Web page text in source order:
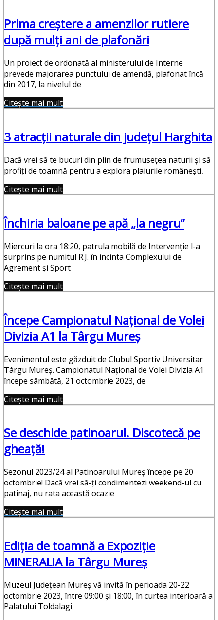
Prima creștere a amenzilor rutiere
după mulți ani de plafonări
Un proiect de ordonată al ministerului de Interne
prevede majorarea punctului de amendă, plafonat încă
din 2017, la nivelul de
Citește mai mult
3 atracții naturale din județul Harghita
Dacă vrei să te bucuri din plin de frumusețea naturii și să
profiți de toamnă pentru a explora plaiurile românești,
Citește mai mult
Închiria baloane pe apă „la negru”
Miercuri la ora 18:20, patrula mobilă de Intervenție l-a
surprins pe numitul R.J. în incinta Complexului de
Agrement și Sport
Citește mai mult
Începe Campionatul Național de Volei
Divizia A1 la Târgu Mureș
Evenimentul este găzduit de Clubul Sportiv Universitar
Târgu Mureş. Campionatul Național de Volei Divizia A1
începe sâmbătă, 21 octombrie 2023, de
Citește mai mult
Se deschide patinoarul. Discotecă pe
gheață!
Sezonul 2023/24 al Patinoarului Mureș începe pe 20
octombrie! Dacă vrei să-ți condimentezi weekend-ul cu
patinaj, nu rata această ocazie
Citește mai mult
Ediția de toamnă a Expoziție
MINERALIA la Târgu Mureș
Muzeul Județean Mureș vă invită în perioada 20-22
octombrie 2023, între 09:00 și 18:00, în curtea interioară a
Palatului Toldalagi,